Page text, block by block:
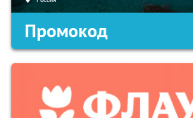
Промокод